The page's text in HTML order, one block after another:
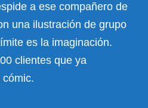
a ese compañero de
una ilustración de grupo
es la imaginación.
clientes que ya